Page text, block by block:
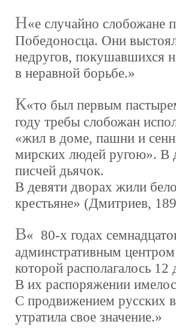
Н е случайно слобожане
Победоносца. Они
недругов, покушавшихся
в неравной борьбе.
К то был первым
году требы слобожан
«жил в доме, пашни и
мирских людей ругою». В
писчей дьячок.
В девяти дворах жили
крестьяне» (Дмитриев,
В
80-х годах
админстративным
которой располагалось
В их распоряжении
С продвижением русских
утратила свое значение.